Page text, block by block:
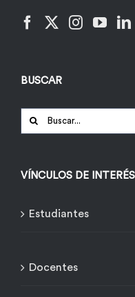
BUSCAR
Buscar:
VÍNCULOS DE INTERÉS
Estudiantes
Docentes